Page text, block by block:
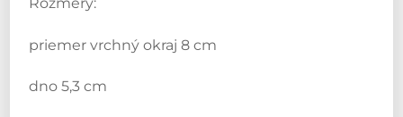
Rozmery:
priemer vrchný okraj 8 cm
dno 5,3 cm